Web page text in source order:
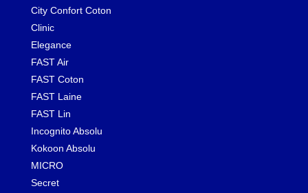
City Confort Coton
Clinic
Elegance
FAST Air
FAST Coton
FAST Laine
FAST Lin
Incognito Absolu
Kokoon Absolu
MICRO
Secret